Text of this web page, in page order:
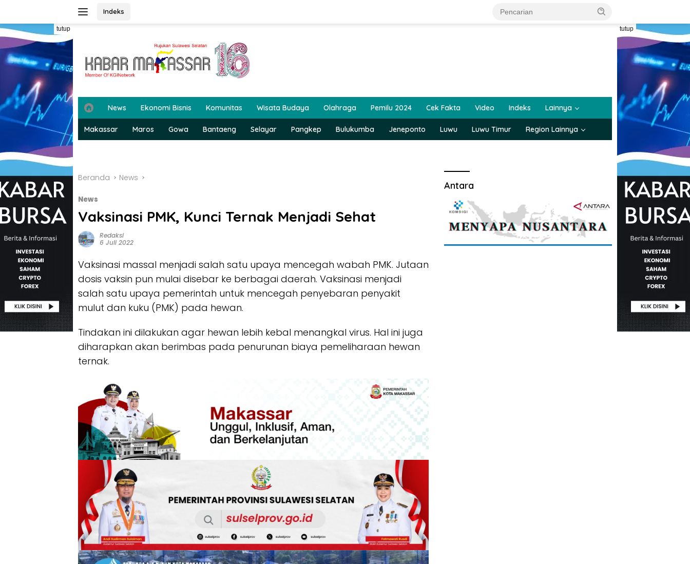
konten
Indeks
tutup tutup
H
o
m
e
News Ekonomi Bisnis Komunitas Wisata Budaya Olahraga Pemilu 2024 Cek Fakta Video Indeks Lainnya
Makassar Maros Gowa Bantaeng Selayar Pangkep Bulukumba Jeneponto Luwu Luwu Timur Region Lainnya
Beranda News
News
Vaksinasi PMK, Kunci Ternak Menjadi Sehat
Redaksi
6 Juli 2022
Vaksinasi massal menjadi salah satu upaya mencegah wabah PMK. Jutaan
dosis vaksin pun mulai disebar ke berbagai daerah. Vaksinasi menjadi
salah satu upaya pemerintah untuk mencegah penyebaran penyakit
mulut dan kuku (PMK) pada hewan.
Tindakan ini dilakukan agar hewan lebih kebal menangkal virus. Hal ini juga
diharapkan akan berimbas pada penurunan biaya pemeliharaan hewan
ternak.
Antara